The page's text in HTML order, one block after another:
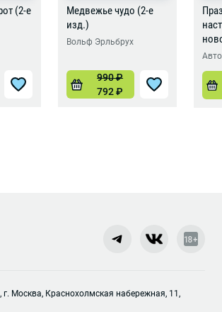
(2-е
Медвежье чудо (2-е
изд.)
Вольф Эрльбрух
990₽
792₽
г. Москва, Краснохолмская набережная, 11,